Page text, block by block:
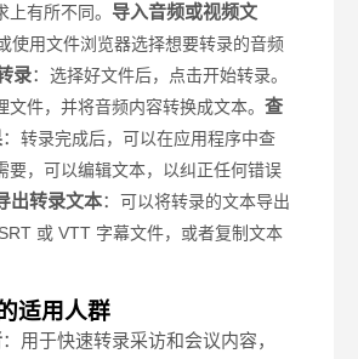
有所不同。 导入音频或视频文
使用文件浏览器选择想要转录的音频
录： 选择好文件后，点击开始转录。
文件，并将音频内容转换成文本。 查
： 转录完成后，可以在应用程序中查
要，可以编辑文本，以纠正任何错误
出转录文本： 可以将转录的文本导出
或 VTT 字幕文件，或者复制文本
适用人群
：用于快速转录采访和会议内容，